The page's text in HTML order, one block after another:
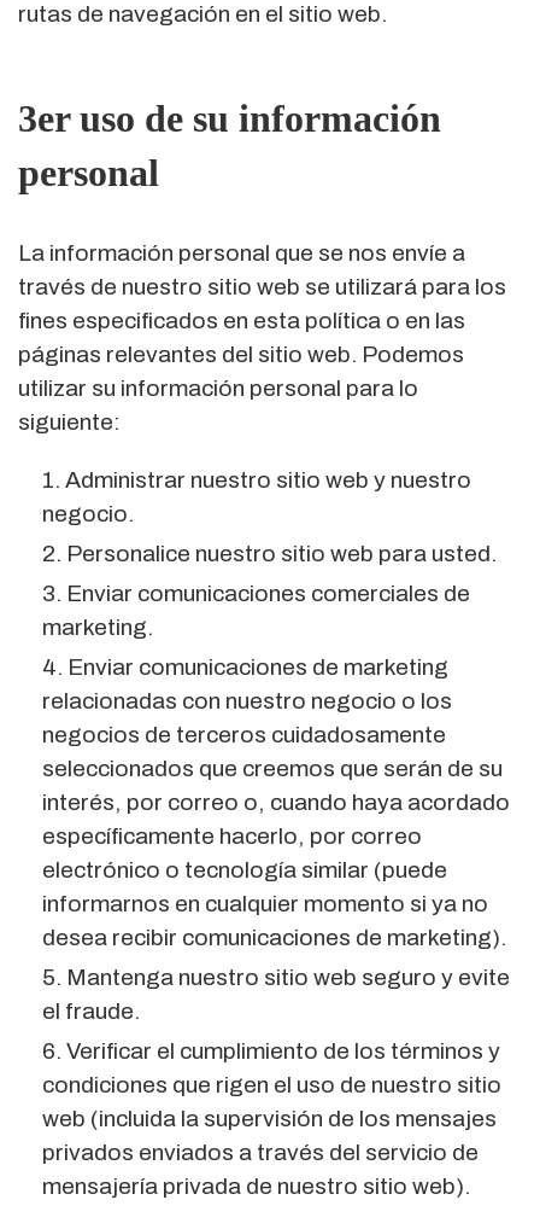
rutas de navegación en el sitio web.
3er uso de su información
personal
La información personal que se nos envíe a
través de nuestro sitio web se utilizará para los
fines especificados en esta política o en las
páginas relevantes del sitio web. Podemos
utilizar su información personal para lo
siguiente:
1. Administrar nuestro sitio web y nuestro
negocio.
2. Personalice nuestro sitio web para usted.
3. Enviar comunicaciones comerciales de
marketing.
4. Enviar comunicaciones de marketing
relacionadas con nuestro negocio o los
negocios de terceros cuidadosamente
seleccionados que creemos que serán de su
interés, por correo o, cuando haya acordado
específicamente hacerlo, por correo
electrónico o tecnología similar (puede
informarnos en cualquier momento si ya no
desea recibir comunicaciones de marketing).
5. Mantenga nuestro sitio web seguro y evite
el fraude.
6. Verificar el cumplimiento de los términos y
condiciones que rigen el uso de nuestro sitio
web (incluida la supervisión de los mensajes
privados enviados a través del servicio de
mensajería privada de nuestro sitio web).